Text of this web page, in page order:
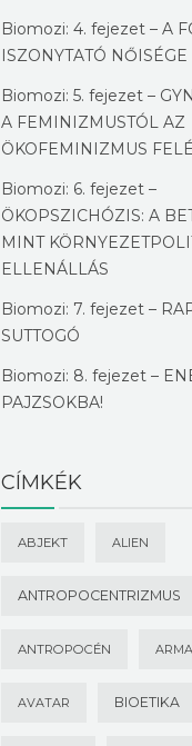
Biomozi: 4. fejezet – A
ISZONYTATÓ NŐISÉGE
Biomozi: 5. fejezet –
A FEMINIZMUSTÓL AZ
ÖKOFEMINIZMUS FELÉ
Biomozi: 6. fejezet –
ÖKOPSZICHÓZIS: A
MINT
ELLENÁLLÁS
Biomozi: 7. fejezet –
SUTTOGÓ
Biomozi: 8. fejezet –
PAJZSOKBA!
CÍMKÉK
ABJEKT ALIEN
ANTROPOCENTRIZMUS
ANTROPOCÉN
AVATAR BIOETIKA